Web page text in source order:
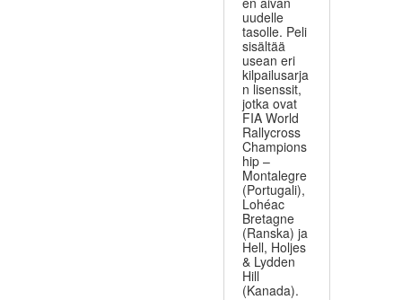
uudelle
tasolle. Peli
sisältää
usean eri
kilpailusarja
n lisenssit,
jotka ovat
FIA World
Rallycross
Champions
hip –
Montalegre
(Portugali),
Lohéac
Bretagne
(Ranska) ja
Hell, Holjes
& Lydden
Hill
(Kanada).